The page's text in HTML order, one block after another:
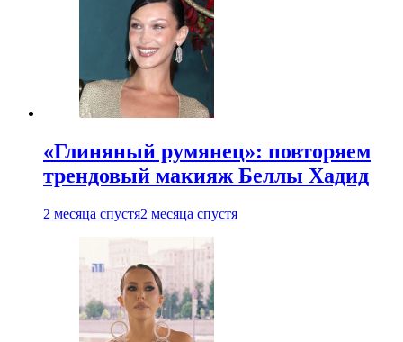
«Глиняный румянец»: повторяем
трендовый макияж Беллы Хадид
2 месяца спустя2 месяца спустя